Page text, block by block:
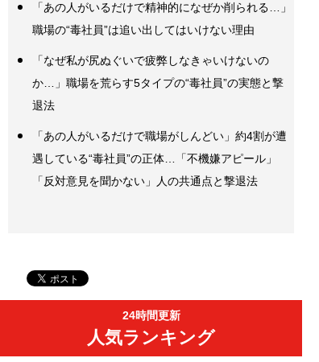
「あの人がいるだけで精神的になぜか削られる…」
職場の“毒社員”は追い出してはいけない理由
「なぜ私が尻ぬぐいで疲弊しなきゃいけないの
か…」職場を荒らす5タイプの“毒社員”の実態と撃
退法
「あの人がいるだけで職場がしんどい」約4割が遭
遇している“毒社員”の正体…「不機嫌アピール」
「反対意見を聞かない」人の共通点と撃退法
24時間更新
人気ランキング